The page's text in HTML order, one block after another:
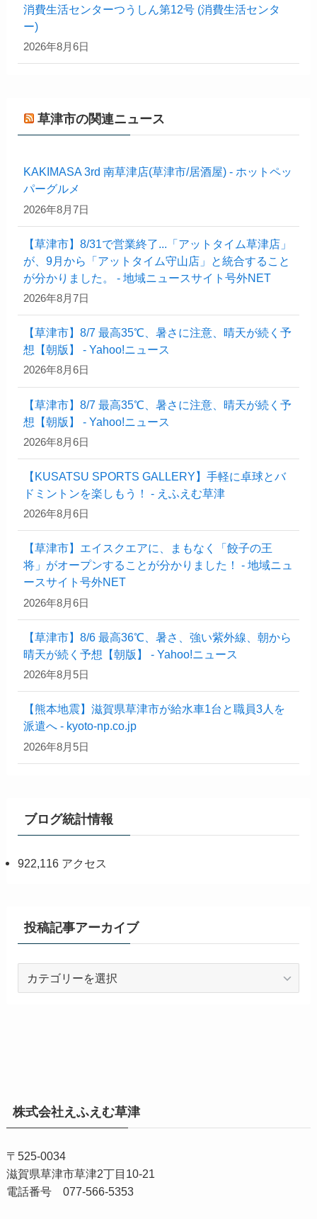
消費生活センターつうしん第12号 (消費生活センタ
ー)
2026年8月6日
草津市の関連ニュース
KAKIMASA 3rd 南草津店(草津市/居酒屋) - ホットペッ
パーグルメ
2026年8月7日
【草津市】8/31で営業終了...「アットタイム草津店」
が、9月から「アットタイム守山店」と統合すること
が分かりました。 - 地域ニュースサイト号外NET
2026年8月7日
【草津市】8/7 最高35℃、暑さに注意、晴天が続く予
想【朝版】 - Yahoo!ニュース
2026年8月6日
【草津市】8/7 最高35℃、暑さに注意、晴天が続く予
想【朝版】 - Yahoo!ニュース
2026年8月6日
【KUSATSU SPORTS GALLERY】手軽に卓球とバ
ドミントンを楽しもう！ - えふえむ草津
2026年8月6日
【草津市】エイスクエアに、まもなく「餃子の王
将」がオープンすることが分かりました！ - 地域ニュ
ースサイト号外NET
2026年8月6日
【草津市】8/6 最高36℃、暑さ、強い紫外線、朝から
晴天が続く予想【朝版】 - Yahoo!ニュース
2026年8月5日
【熊本地震】滋賀県草津市が給水車1台と職員3人を
派遣へ - kyoto-np.co.jp
2026年8月5日
ブログ統計情報
922,116 アクセス
投稿記事アーカイブ
ブ
株式会社えふえむ草津
〒525-0034
滋賀県草津市草津2丁目10-21
電話番号 077-566-5353